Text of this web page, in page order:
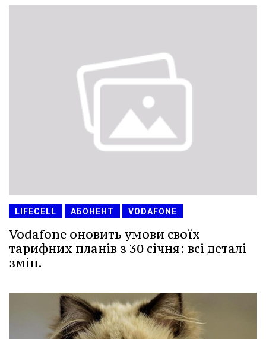
LIFECELL АБОНЕНТ VODAFONE
Vodafone оновить умови своїх
тарифних планів з 30 січня: всі деталі
змін.